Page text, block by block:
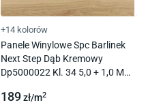
+14 kolorów
Panele Winylowe Spc Barlinek
Next Step Dąb Kremowy
Dp5000022 Kl. 34 5,0 + 1,0 Mm
189zł/m2